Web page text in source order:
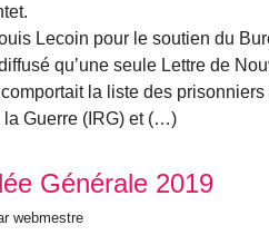
Lecoin pour le soutien du
qu’une seule Lettre de
la liste des
la Guerre (IRG) et (…)
Générale 2019
webmestre